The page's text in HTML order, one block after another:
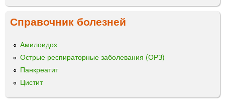
Справочник болезней
Амилоидоз
Острые респираторные заболевания (ОРЗ)
Панкреатит
Цистит